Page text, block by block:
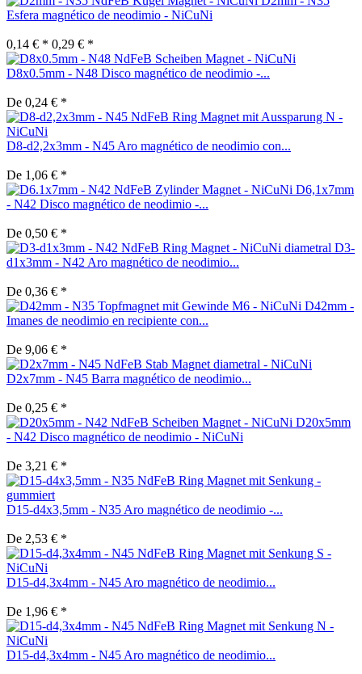
Esfera magnético de neodimio - NiCuNi
0,14 € * 0,29 € *
D8x0.5mm - N48 Disco magnético de neodimio -...
De 0,24 € *
D8-d2,2x3mm - N45 Aro magnético de neodimio con...
De 1,06 € *
D6,1x7mm
- N42 Disco magnético de neodimio -...
De 0,50 € *
D3-
d1x3mm - N42 Aro magnético de neodimio...
De 0,36 € *
D42mm -
Imanes de neodimio en recipiente con...
De 9,06 € *
D2x7mm - N45 Barra magnético de neodimio...
De 0,25 € *
D20x5mm
- N42 Disco magnético de neodimio - NiCuNi
De 3,21 € *
D15-d4x3,5mm - N35 Aro magnético de neodimio -...
De 2,53 € *
D15-d4,3x4mm - N45 Aro magnético de neodimio...
De 1,96 € *
D15-d4,3x4mm - N45 Aro magnético de neodimio...